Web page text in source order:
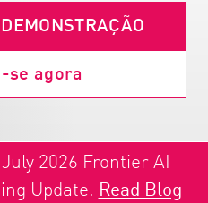
se agora
2026 Frontier AI
Update. Read Blog